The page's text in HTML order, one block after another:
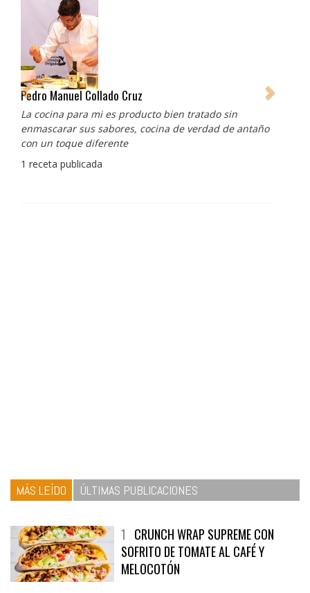
Pedro Manuel Collado Cruz
La cocina para mi es producto bien tratado sin
enmascarar sus sabores, cocina de verdad de antaño
con un toque diferente
1 receta publicada
MÁS LEÍDO ÚLTIMAS PUBLICACIONES
1 CRUNCH WRAP SUPREME CON
SOFRITO DE TOMATE AL CAFÉ Y
MELOCOTÓN